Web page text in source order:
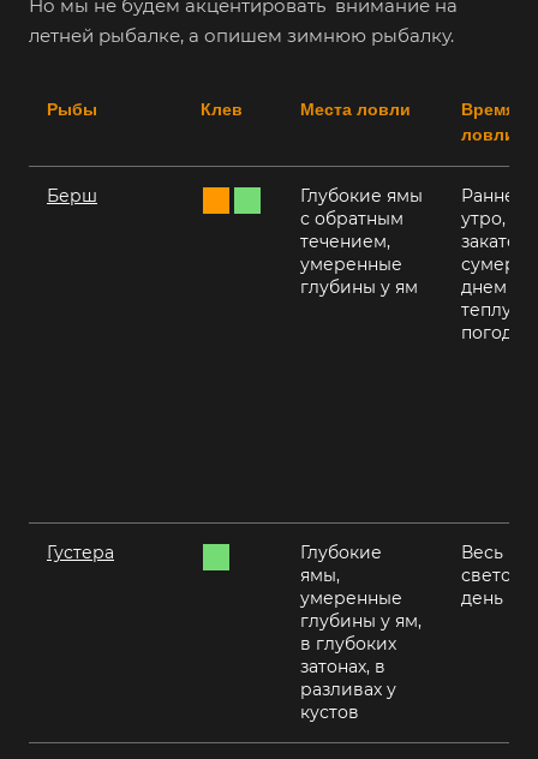
Но мы не будем акцентировать внимание на
летней рыбалке, а опишем зимнюю рыбалку.
Рыбы Клев Места ловли
Время
ловли
Берш
Глубокие ямы
с обратным
течением,
умеренные
глубины у ям
Раннее
утро, на
закате, в
днем в
теплую
погоду
Густера
Глубокие
ямы,
умеренные
глубины у ям,
в глубоких
затонах, в
разливах у
кустов
Весь
день